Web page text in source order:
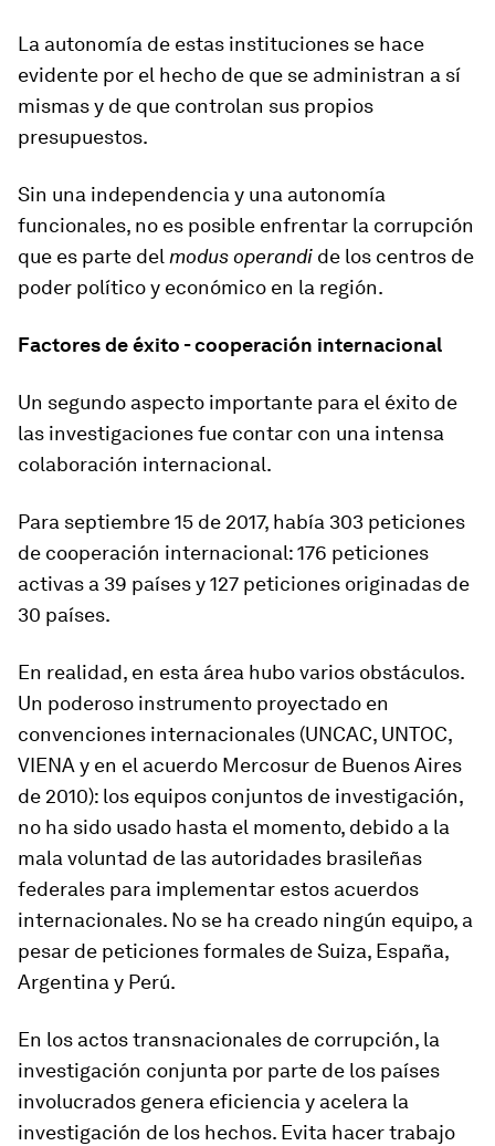
La autonomía de estas instituciones se hace
evidente por el hecho de que se administran a sí
mismas y de que controlan sus propios
presupuestos.
Sin una independencia y una autonomía
funcionales, no es posible enfrentar la corrupción
que es parte delmodus operandi de los centros de
poder político y económico en la región.
Factores de éxito - cooperación internacional
Un segundo aspecto importante para el éxito de
las investigaciones fue contar con una intensa
colaboración internacional.
Para septiembre 15 de 2017, había 303 peticiones
de cooperación internacional: 176 peticiones
activas a 39 países y 127 peticiones originadas de
30 países.
En realidad, en esta área hubo varios obstáculos.
Un poderoso instrumento proyectado en
convenciones internacionales (UNCAC, UNTOC,
VIENA y en el acuerdo Mercosur de Buenos Aires
de 2010): los equipos conjuntos de investigación,
no ha sido usado hasta el momento, debido a la
mala voluntad de las autoridades brasileñas
federales para implementar estos acuerdos
internacionales. No se ha creado ningún equipo, a
pesar de peticiones formales de Suiza, España,
Argentina y Perú.
En los actos transnacionales de corrupción, la
investigación conjunta por parte de los países
involucrados genera eficiencia y acelera la
investigación de los hechos. Evita hacer trabajo